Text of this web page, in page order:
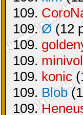
109.
109.Ø (12
109.
109.
109. konic
109. Blob
109.